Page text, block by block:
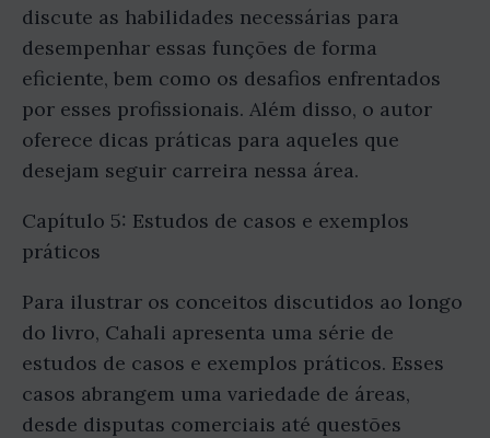
discute as habilidades necessárias para
desempenhar essas funções de forma
eficiente, bem como os desafios enfrentados
por esses profissionais. Além disso, o autor
oferece dicas práticas para aqueles que
desejam seguir carreira nessa área.
Capítulo 5: Estudos de casos e exemplos
práticos
Para ilustrar os conceitos discutidos ao longo
do livro, Cahali apresenta uma série de
estudos de casos e exemplos práticos. Esses
casos abrangem uma variedade de áreas,
desde disputas comerciais até questões